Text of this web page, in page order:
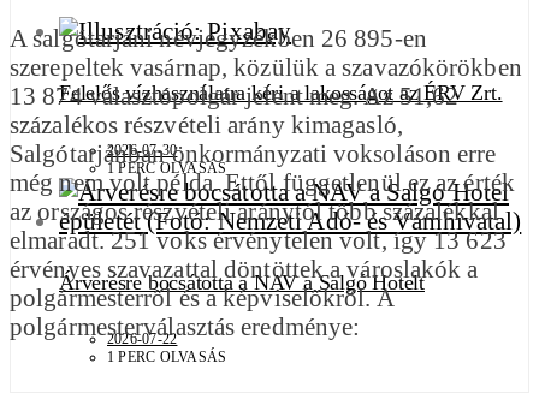
Felelős vízhasználatra kéri a lakosságot az ÉRV Zrt.
2026-07-30
1 PERC OLVASÁS
Árverésre bocsátotta a NAV a Salgó Hotelt
2026-07-22
1 PERC OLVASÁS
A salgótarjáni névjegyzékben 26 895-en
szerepeltek vasárnap, közülük a szavazókörökben
13 874 választópolgár jelent meg. Az 51,62
százalékos részvételi arány kimagasló,
Salgótarjánban önkormányzati voksoláson erre
még nem volt példa. Ettől függetlenül ez az érték
az országos részvételi aránytól több százalékkal
elmaradt. 251 voks érvénytelen volt, így 13 623
érvényes szavazattal döntöttek a városlakók a
polgármesterről és a képviselőkről. A
polgármesterválasztás eredménye: